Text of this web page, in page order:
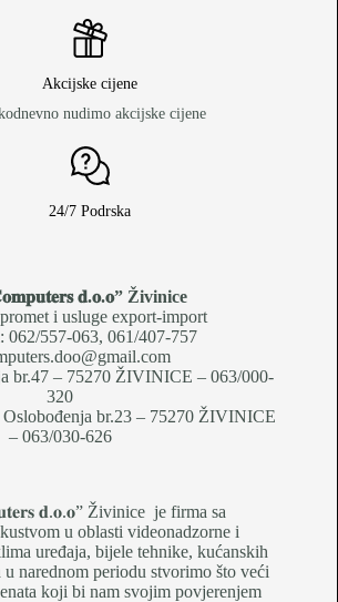
Akcijske cijene
nudimo akcijske cijene
24/7 Podrska
𝐝.𝐨.𝐨” Živinice
i usluge export-import
062/557-063, 061/407-757
br.47 – 75270 ŽIVINICE – 063/000-
320
br.23 – 75270 ŽIVINICE
– 063/030-626
𝐝.𝐨.𝐨” Živinice je firma sa
u oblasti videonadzorne i
uređaja, bijele tehnike, kućanskih
u narednom periodu stvorimo što veći
koji bi nam svojim povjerenjem